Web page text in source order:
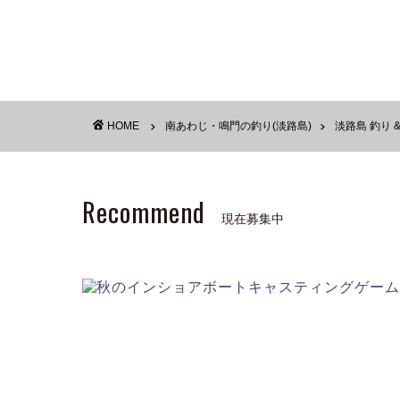
HOME 南あわじ・鳴門の釣り(淡路島) 淡路島 釣り
Recommend 現在募集中